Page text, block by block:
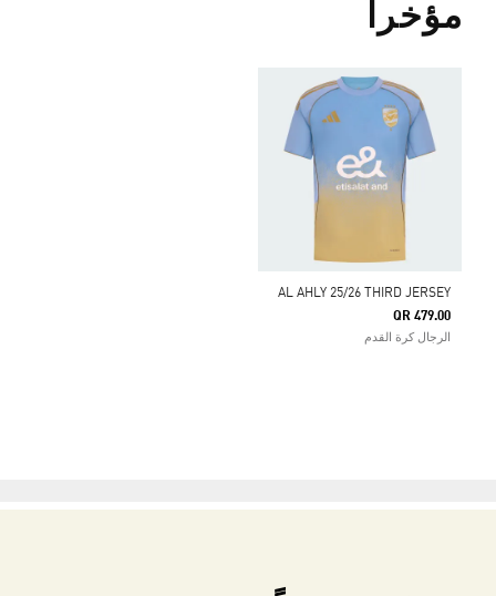
مؤخراً
AL AHLY 25/26 THIRD JERSEY
QR 479.00
الرجال كرة القدم